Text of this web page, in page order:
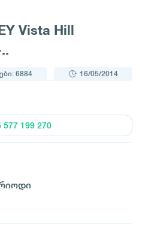
Vista Hill
6884 16/05/2014
577 199 270